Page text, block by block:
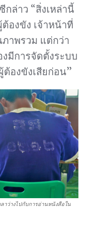
กล่าว “สิ่งเหล่านี้
องขัง เจ้าหน้าที่
าพรวม แต่กว่า
มีการจัดตั้งระบบ
องขังเสียก่อน”
ลาว่างไปกับการอ่านหนังสือใน